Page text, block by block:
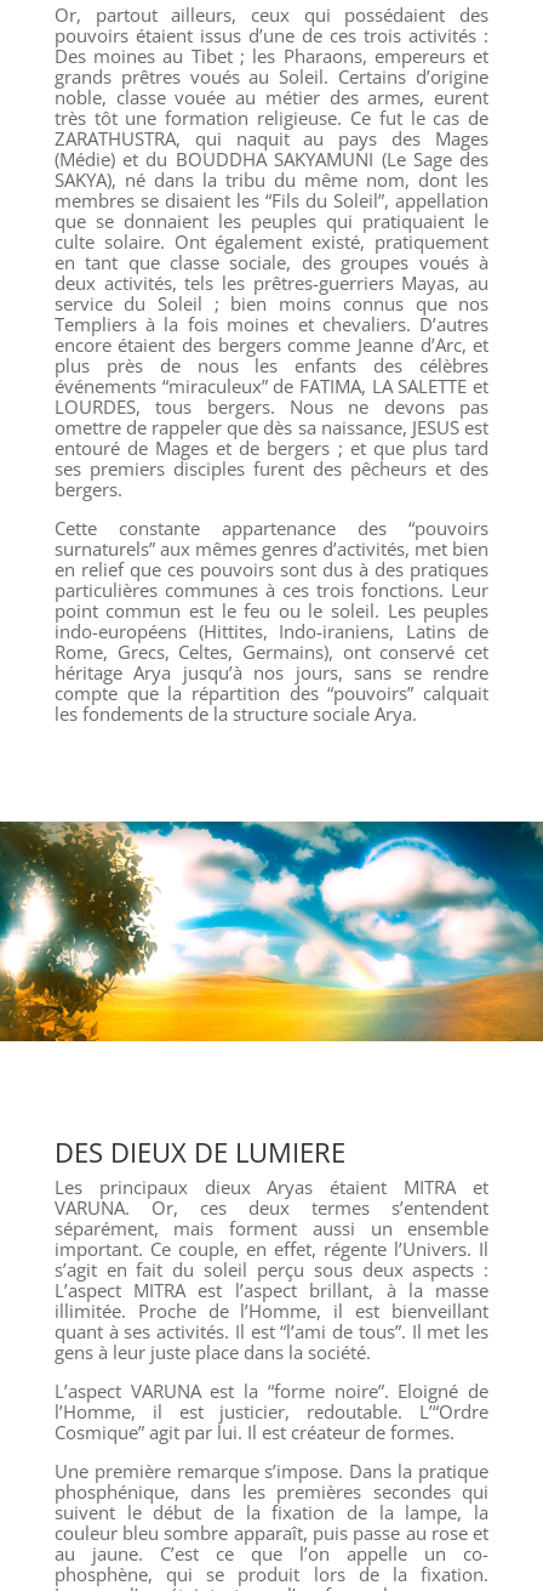
Or, partout ailleurs, ceux qui possédaient des
pouvoirs étaient issus d’une de ces trois activités :
Des moines au Tibet ; les Pharaons, empereurs et
grands prêtres voués au Soleil. Certains d’origine
noble, classe vouée au métier des armes, eurent
très tôt une formation religieuse. Ce fut le cas de
ZARATHUSTRA, qui naquit au pays des Mages
(Médie) et du BOUDDHA SAKYAMUNI (Le Sage des
SAKYA), né dans la tribu du même nom, dont les
membres se disaient les “Fils du Soleil”, appellation
que se donnaient les peuples qui pratiquaient le
culte solaire. Ont également existé, pratiquement
en tant que classe sociale, des groupes voués à
deux activités, tels les prêtres-guerriers Mayas, au
service du Soleil ; bien moins connus que nos
Templiers à la fois moines et chevaliers. D’autres
encore étaient des bergers comme Jeanne d’Arc, et
plus près de nous les enfants des célèbres
événements “miraculeux” de FATIMA, LA SALETTE et
LOURDES, tous bergers. Nous ne devons pas
omettre de rappeler que dès sa naissance, JESUS est
entouré de Mages et de bergers ; et que plus tard
ses premiers disciples furent des pêcheurs et des
bergers.
Cette constante appartenance des “pouvoirs
surnaturels” aux mêmes genres d’activités, met bien
en relief que ces pouvoirs sont dus à des pratiques
particulières communes à ces trois fonctions. Leur
point commun est le feu ou le soleil. Les peuples
indo-européens (Hittites, Indo-iraniens, Latins de
Rome, Grecs, Celtes, Germains), ont conservé cet
héritage Arya jusqu’à nos jours, sans se rendre
compte que la répartition des “pouvoirs” calquait
les fondements de la structure sociale Arya.
DES DIEUX DE LUMIERE
Les principaux dieux Aryas étaient MITRA et
VARUNA. Or, ces deux termes s’entendent
séparément, mais forment aussi un ensemble
important. Ce couple, en effet, régente l’Univers. Il
s’agit en fait du soleil perçu sous deux aspects :
L’aspect MITRA est l’aspect brillant, à la masse
illimitée. Proche de l’Homme, il est bienveillant
quant à ses activités. Il est “l’ami de tous”. Il met les
gens à leur juste place dans la société.
L’aspect VARUNA est la “forme noire”. Eloigné de
l’Homme, il est justicier, redoutable. L’“Ordre
Cosmique” agit par lui. Il est créateur de formes.
Une première remarque s’impose. Dans la pratique
phosphénique, dans les premières secondes qui
suivent le début de la fixation de la lampe, la
couleur bleu sombre apparaît, puis passe au rose et
au jaune. C’est ce que l’on appelle un co-
phosphène, qui se produit lors de la fixation.